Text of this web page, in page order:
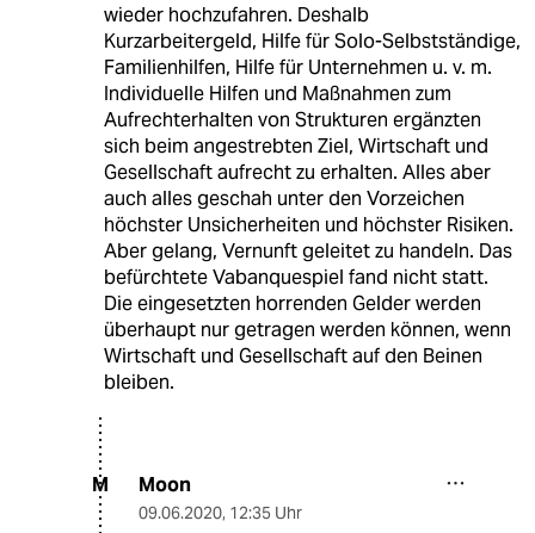
wieder hochzufahren. Deshalb
Kurzarbeitergeld, Hilfe für Solo-Selbstständige,
Familienhilfen, Hilfe für Unternehmen u. v. m.
Individuelle Hilfen und Maßnahmen zum
Aufrechterhalten von Strukturen ergänzten
sich beim angestrebten Ziel, Wirtschaft und
Gesellschaft aufrecht zu erhalten. Alles aber
auch alles geschah unter den Vorzeichen
höchster Unsicherheiten und höchster Risiken.
Aber gelang, Vernunft geleitet zu handeln. Das
befürchtete Vabanquespiel fand nicht statt.
Die eingesetzten horrenden Gelder werden
überhaupt nur getragen werden können, wenn
Wirtschaft und Gesellschaft auf den Beinen
bleiben.
M Moon
09.06.2020, 12:35 Uhr